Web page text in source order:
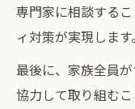
専門家に相談する
ィ対策が実現します。
最後に、家族全員
協力して取り組む